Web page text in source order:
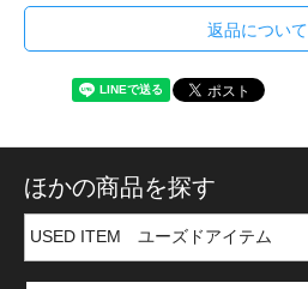
返品について
ほかの商品を探す